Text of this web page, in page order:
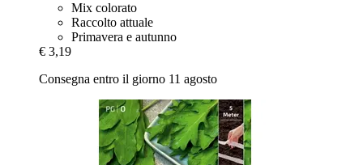
Mix colorato
Raccolto attuale
Primavera e autunno
€ 3,19
Consegna entro il giorno 11 agosto